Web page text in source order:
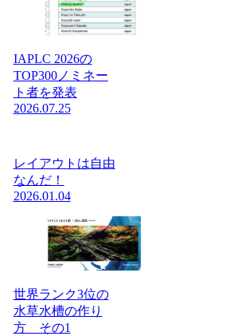
IAPLC 2026の
TOP300ノミネー
ト者を発表
2026.07.25
レイアウトは自由
なんだ！
2026.01.04
世界ランク3位の
水草水槽の作り
方 その1